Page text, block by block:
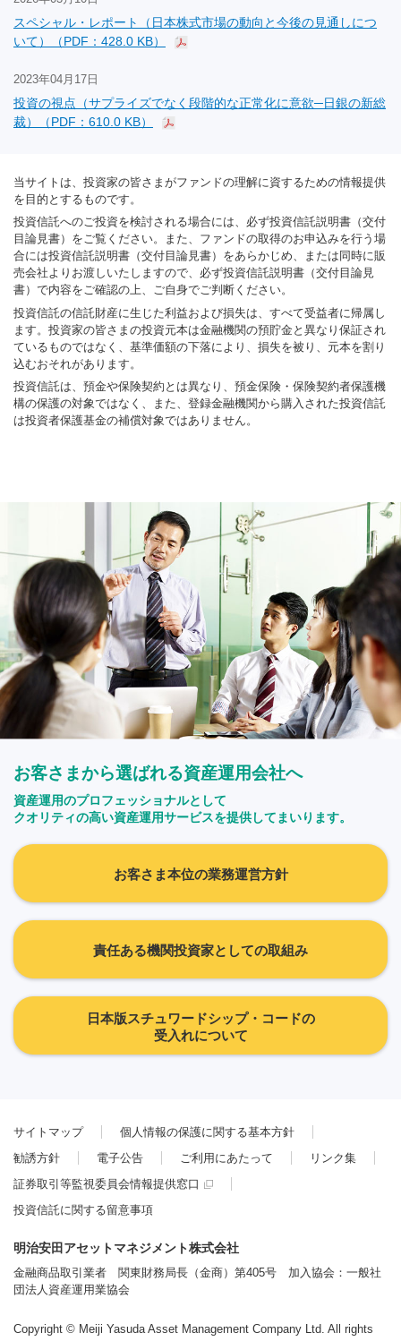
スペシャル・レポート（日本株式市場の動向と今後の見通しにつ
いて）（PDF：428.0 KB）
2023年04月17日
投資の視点（サプライズでなく段階的な正常化に意欲─日銀の新総
裁）（PDF：610.0 KB）
当サイトは、投資家の皆さまがファンドの理解に資するための情報提供
を目的とするものです。
投資信託へのご投資を検討される場合には、必ず投資信託説明書（交付
目論見書）をご覧ください。また、ファンドの取得のお申込みを行う場
合には投資信託説明書（交付目論見書）をあらかじめ、または同時に販
売会社よりお渡しいたしますので、必ず投資信託説明書（交付目論見
書）で内容をご確認の上、ご自身でご判断ください。
投資信託の信託財産に生じた利益および損失は、すべて受益者に帰属し
ます。投資家の皆さまの投資元本は金融機関の預貯金と異なり保証され
ているものではなく、基準価額の下落により、損失を被り、元本を割り
込むおそれがあります。
投資信託は、預金や保険契約とは異なり、預金保険・保険契約者保護機
構の保護の対象ではなく、また、登録金融機関から購入された投資信託
は投資者保護基金の補償対象ではありません。
お客さまから選ばれる資産運用会社へ
資産運用のプロフェッショナルとして
クオリティの高い資産運用サービスを提供してまいります。
お客さま本位の業務運営方針
責任ある機関投資家としての取組み
日本版スチュワードシップ・コードの
受入れについて
サイトマップ
個人情報の保護に関する基本方針
勧誘方針
電子公告 ご利用にあたって
リンク集
証券取引等監視委員会情報提供窓口
投資信託に関する留意事項
明治安田アセットマネジメント株式会社
金融商品取引業者 関東財務局長（金商）第405号 加入協会：一般社
団法人資産運用業協会
Copyright © Meiji Yasuda Asset Management Company Ltd. All rights